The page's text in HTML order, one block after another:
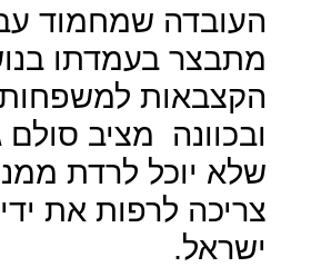
העובדה שמחמוד
מתבצר בעמדתו
הקצבאות
ובכוונה
מציב סולם
שלא יוכל לרדת
צריכה לרפות את
ישראל.